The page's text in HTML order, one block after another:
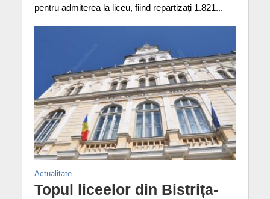
pentru admiterea la liceu, fiind repartizați 1.821...
Actualitate
Topul liceelor din Bistrița-